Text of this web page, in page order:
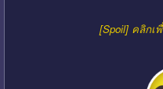
[Spoil] คลิกเ